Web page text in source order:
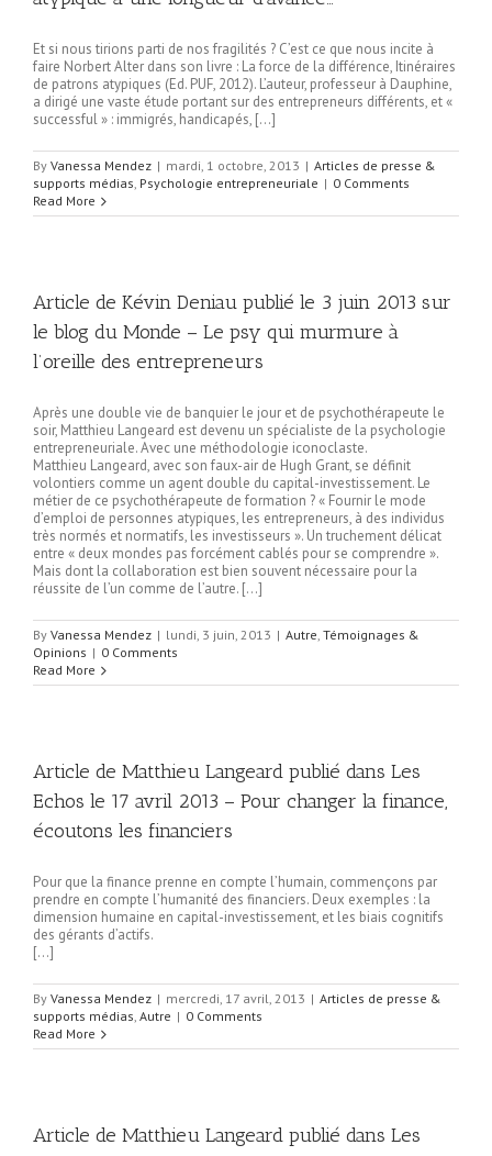
Et si nous tirions parti de nos fragilités ? C’est ce que nous incite à
faire Norbert Alter dans son livre : La force de la différence, Itinéraires
de patrons atypiques (Ed. PUF, 2012). L’auteur, professeur à Dauphine,
a dirigé une vaste étude portant sur des entrepreneurs différents, et «
successful » : immigrés, handicapés, […]
By Vanessa Mendez | mardi, 1 octobre, 2013 | Articles de presse &
supports médias Psychologie entrepreneuriale | 0 Comments
Read More
Article de Kévin Deniau publié le 3 juin 2013 sur
le blog du Monde – Le psy qui murmure à
l’oreille des entrepreneurs
Après une double vie de banquier le jour et de psychothérapeute le
soir, Matthieu Langeard est devenu un spécialiste de la psychologie
entrepreneuriale. Avec une méthodologie iconoclaste.
Matthieu Langeard, avec son faux-air de Hugh Grant, se définit
volontiers comme un agent double du capital-investissement. Le
métier de ce psychothérapeute de formation ? « Fournir le mode
d’emploi de personnes atypiques, les entrepreneurs, à des individus
très normés et normatifs, les investisseurs ». Un truchement délicat
entre « deux mondes pas forcément cablés pour se comprendre ».
Mais dont la collaboration est bien souvent nécessaire pour la
réussite de l’un comme de l’autre. […]
By Vanessa Mendez | lundi, 3 juin, 2013 | Autre Témoignages &
Opinions | 0 Comments
Read More
Article de Matthieu Langeard publié dans Les
Echos le 17 avril 2013 – Pour changer la finance,
écoutons les financiers
Pour que la finance prenne en compte l’humain, commençons par
prendre en compte l’humanité des financiers. Deux exemples : la
dimension humaine en capital-investissement, et les biais cognitifs
des gérants d’actifs.
[…]
By Vanessa Mendez | mercredi, 17 avril, 2013 | Articles de presse &
supports médias Autre | 0 Comments
Read More
Article de Matthieu Langeard publié dans Les